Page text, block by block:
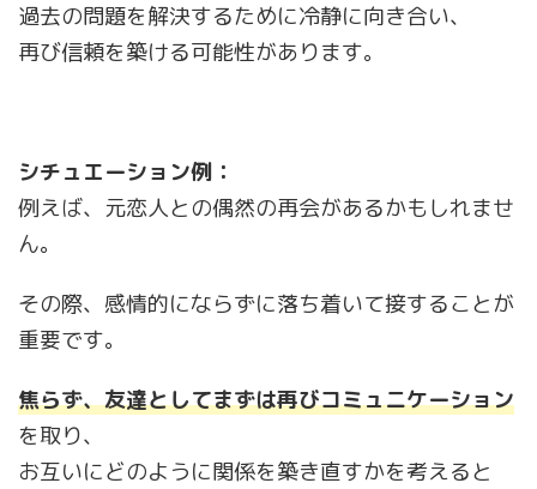
過去の問題を解決するために冷静に向き合い、
再び信頼を築ける可能性があります。
シチュエーション例：
例えば、元恋人との偶然の再会があるかもしれませ
ん。
その際、感情的にならずに落ち着いて接することが
重要です。
焦らず、友達としてまずは再びコミュニケーション
を取り、
お互いにどのように関係を築き直すかを考えると